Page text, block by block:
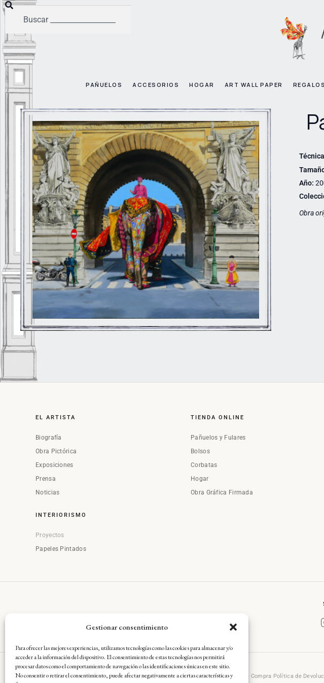
Gestionar consentimiento
Para ofrecer las mejores experiencias, utilizamos tecnologías como las cookies para almacenar y/o
acceder a la información del dispositivo. El consentimiento de estas tecnologías nos permitirá
procesar datos como el comportamiento de navegación o las identificaciones únicas en este sitio.
No consentir o retirar el consentimiento, puede afectar negativamente a ciertas características y
PAÑUELOS ACCESORIOS HOGAR ART WALL PAPER
Año:
Obra
EL ARTISTA
Biografía
Obra Pictórica
Exposiciones
Prensa
Noticias
INTERIORISMO
Proyectos
Papeles Pintados
TIENDA ONLINE
Pañuelos y Fulares
Bolsos
Corbatas
Hogar
Obra Gráfica Firmada
Aviso Legal·Condiciones Generales de Compra· Política de